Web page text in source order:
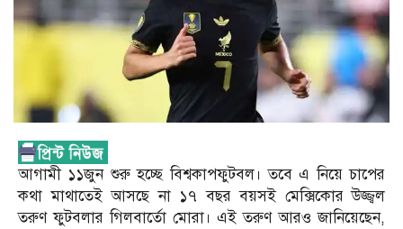
আগামী ১১জুন শুরু হ‌চ্ছে বিশ্বকাপফুটবল। তবে এ নিয়ে চাপের
কথা মাথাতেই আসছে না ১৭ বছর বয়সই মেক্সিকোর উজ্জ্বল
তরুণ ফুটবলার গিলবার্তো মোরা। এই তরুণ আরও জানিয়েছেন,